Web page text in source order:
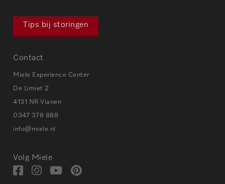
Tips bij storingen
Contact
Miele Experience Center
De Limiet 2
4131 NR Vianen
0347 378 888
info@miele.nl
Volg Miele
Bezoek
BezoekBezoek
Visit